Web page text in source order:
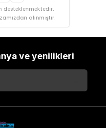
desteklenmektedir.
alınmıştır.
ve yenilikleri